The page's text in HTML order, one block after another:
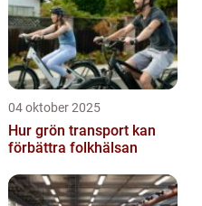
04 oktober 2025
Hur grön transport kan
förbättra folkhälsan